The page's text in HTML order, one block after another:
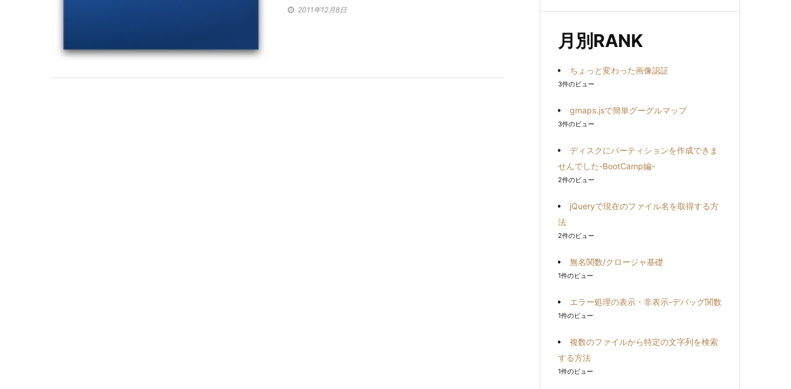
2011年12月8日
月別RANK
ちょっと変わった画像認証
3件のビュー
gmaps.jsで簡単グーグルマップ
3件のビュー
ディスクにパーティションを作成できま
せんでした-BootCamp編-
2件のビュー
jQueryで現在のファイル名を取得する方
法
2件のビュー
無名関数/クロージャ基礎
1件のビュー
エラー処理の表示・非表示-デバッグ関数
1件のビュー
複数のファイルから特定の文字列を検索
する方法
1件のビュー